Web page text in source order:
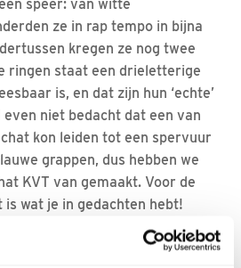
speer: van witte
ze in rap tempo in bijna
kregen ze nog twee
ringen staat een drieletterige
is, en dat zijn hun ‘echte’
niet bedacht dat een van
kon leiden tot een spervuur
grappen, dus hebben we
KVT van gemaakt. Voor de
wat je in gedachten hebt!
vrouwtjes: KUZ en KVT, en twee
Alle vier waren goed op